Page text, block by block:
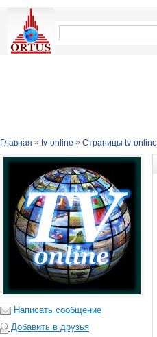
Главная » tv-online » Страницы tv-online
Написать сообщение
Добавить в друзья